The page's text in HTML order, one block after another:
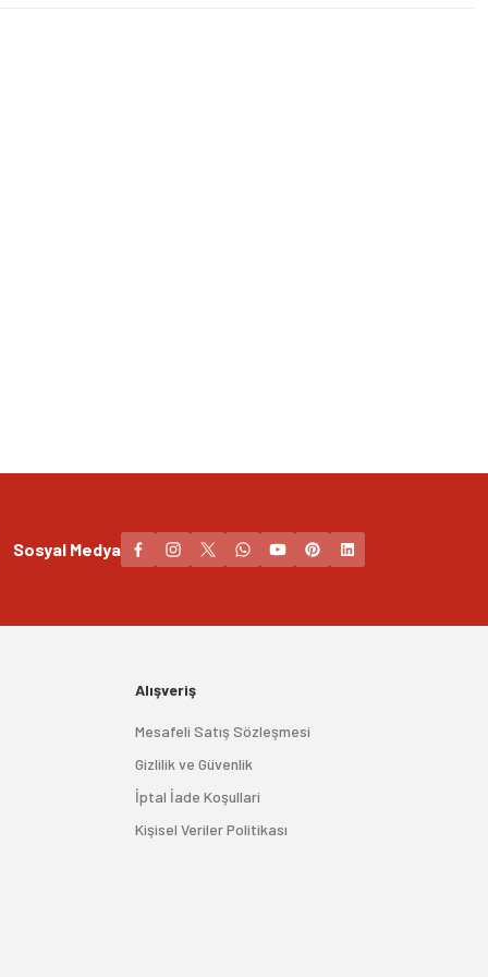
Sosyal Medya
Alışveriş
Mesafeli Satış Sözleşmesi
Gizlilik ve Güvenlik
İptal İade Koşullari
Kişisel Veriler Politikası